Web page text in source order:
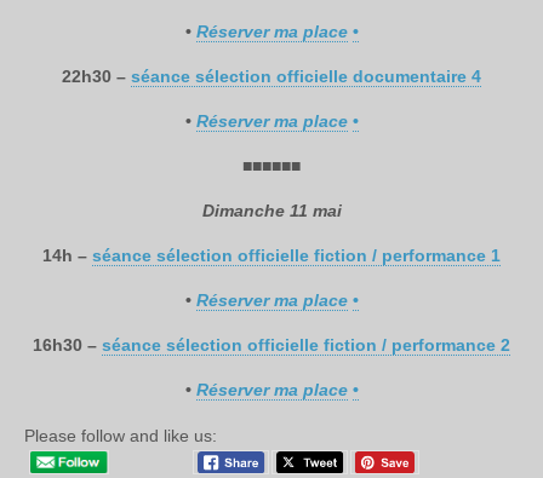
• Réserver ma place •
22h30 – séance sélection officielle documentaire 4
• Réserver ma place •
■■■■■■
Dimanche 11 mai
14h – séance sélection officielle fiction / performance 1
• Réserver ma place •
16h30 – séance sélection officielle fiction / performance 2
• Réserver ma place •
Please follow and like us: